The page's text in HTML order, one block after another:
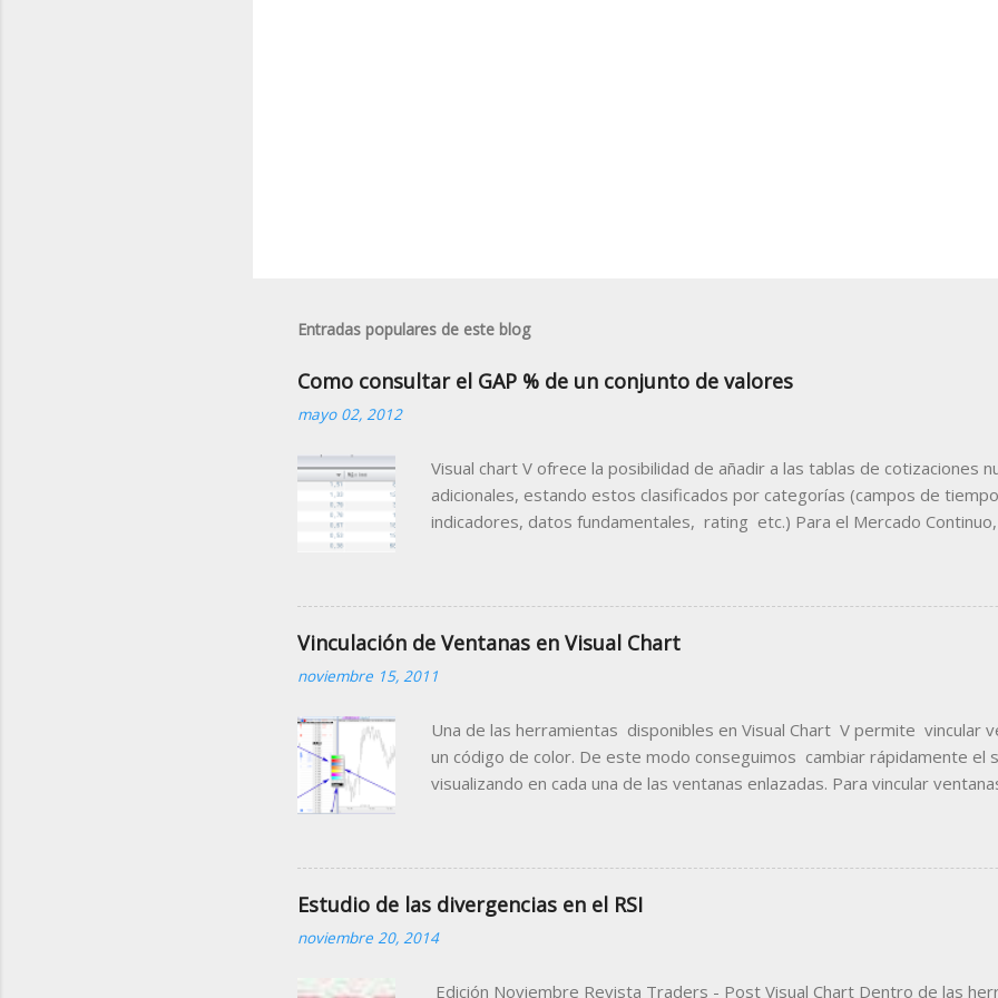
Entradas populares de este blog
Como consultar el GAP % de un conjunto de valores
mayo 02, 2012
Visual chart V ofrece la posibilidad de añadir a las tablas de cotizaciones
adicionales, estando estos clasificados por categorías (campos de
indicadores, datos fundamentales, rating etc.) Para el Mercado
la sesión anterior. Para disponer de este dato en una tabla de
de la misma siguiendo estas indicaciones. 1. Abrir la tabla donde
que nos facilitará la información sobre el Gap porcentual. Para el ejemplo
contiene los valores del mercado continuo. Como se puede ver en la
Tabla (CTRL +T) del menú Nuevo , se visualiza la ventana de inicio donde
Vinculación de Ventanas en Visual Chart
noviembre 15, 2011
Una de las herramientas disponibles en Visual Chart V permite vincular
un código de color. De este modo conseguimos cambiar rápidamente el
visualizando en cada una de las ventanas enlazadas. Para vincular
el mismo para todas las ventanas que se van a vincular. En la siguiente
que el color escogido para el enlace de las ventanas es el verde. A
nueva imagen donde se puede comprobar que el símbolo seleccionado
(Bankinter), también se visualiza en el gráfico y ventana de profundidad.
blanco (Global Link), la ventana quedará vinculada a resto, de modo que al
Estudio de las divergencias en el RSI
noviembre 20, 2014
Edición Noviembre Revista Traders - Post Visual Chart Dentro de las